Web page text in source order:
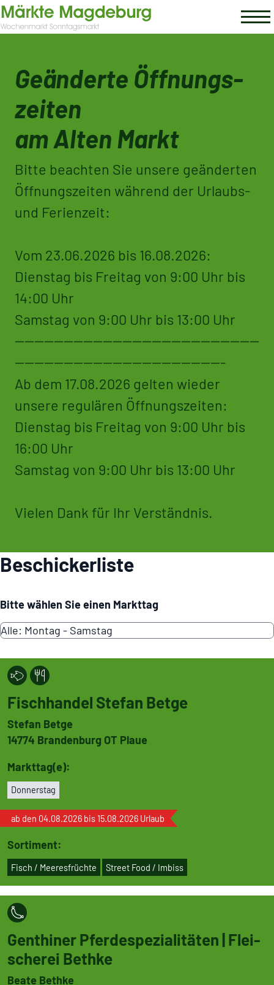
Geänderte Öffnungs­
zeiten
am Alten Markt
Bitte beachten Sie unsere geänderten
Öffnungszeiten während der Urlaubs-
und Ferienzeit:
Vom 23.06.2026 bis 16.08.2026:
Dienstag bis Freitag von 9:00 Uhr bis
14:00 Uhr
Samstag von 9:00 Uhr bis 13:00 Uhr
--------------------------------------------------
-------------------------------------------
Ab dem 17.08.2026 gelten wieder
unsere regulären Öffnungszeiten:
Dienstag bis Freitag von 9:00 Uhr bis
16:00 Uhr
Samstag von 9:00 Uhr bis 13:00 Uhr
Vielen Dank für Ihr Verständnis.
Beschi­cker­liste
Bitte wählen Sie einen Markttag
Fisch­handel Stefan Betge
Stefan Betge
14774 Bran­den­burg OT Plaue
Markttag(e):
Don­ners­tag
ab den 04.08.2026 bis 15.08.2026 Urlaub
Sortiment:
Fisch / Mee­res­früchte Street Food / Imbiss
Genthiner Pfer­de­spe­zi­a­li­täten | Flei­
scherei Bethke
Beate Bethke